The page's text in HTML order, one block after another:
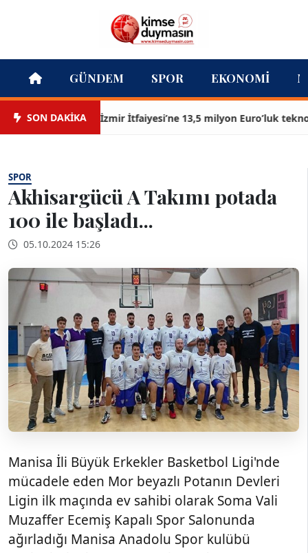
GÜNDEM SPOR EKONOMI
SON DAKİKAİzmir İtfaiyesi’ne 13,5 milyon Euro’luk teknoloji
SPOR
Akhisargücü A Takımı potada
100 ile başladı...
05.10.2024 15:26
Manisa İli Büyük Erkekler Basketbol Ligi'nde
mücadele eden Mor beyazlı Potanın Devleri
Ligin ilk maçında ev sahibi olarak Soma Vali
Muzaffer Ecemiş Kapalı Spor Salonunda
ağırladığı Manisa Anadolu Spor kulübü